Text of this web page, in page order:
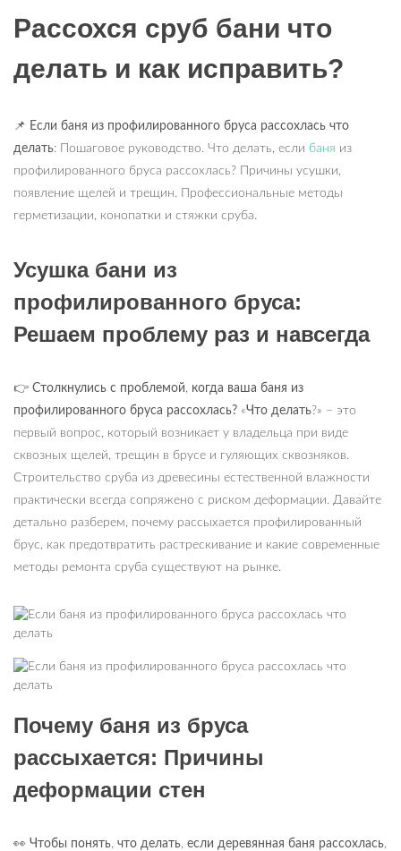
Рассохся сруб бани что
делать и как исправить?
📌 Если баня из профилированного бруса рассохлась что
делать: Пошаговое руководство. Что делать, если баня из
профилированного бруса рассохлась? Причины усушки,
появление щелей и трещин. Профессиональные методы
герметизации, конопатки и стяжки сруба.
Усушка бани из
профилированного бруса:
Решаем проблему раз и навсегда
👉 Столкнулись с проблемой, когда ваша баня из
профилированного бруса рассохлась? «Что делать?» – это
первый вопрос, который возникает у владельца при виде
сквозных щелей, трещин в брусе и гуляющих сквозняков.
Строительство сруба из древесины естественной влажности
практически всегда сопряжено с риском деформации. Давайте
детально разберем, почему рассыхается профилированный
брус, как предотвратить растрескивание и какие современные
методы ремонта сруба существуют на рынке.
Почему баня из бруса
рассыхается: Причины
деформации стен
👀 Чтобы понять, что делать, если деревянная баня рассохлась,